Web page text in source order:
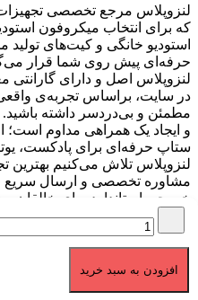
افزودن به سبد خرید
لنزوپلاس مرجع تخصصی تجهیزات
که برای انتخاب میکروفون
استودیو خانگی و کیت‌های تولید
حرفه‌ای پیش روی شما قرار
لنزوپلاس اصل و دارای گارانتی
در سایت، براساس تجربه‌ی
مطمئن و بی‌دردسر داشته
و ایجاد یک همراهی مداوم است؛
ستاپ حرفه‌ای برای پادکست،
لنزوپلاس تلاش می‌کنیم بهترین
مشاوره تخصصی و ارسال سریع
خروجی استاندارد برای خالقان
کیفیت صدا و تصویر، پایه‌ی هر
کمک به ساخت همین کیفیت
برگشت به بالا